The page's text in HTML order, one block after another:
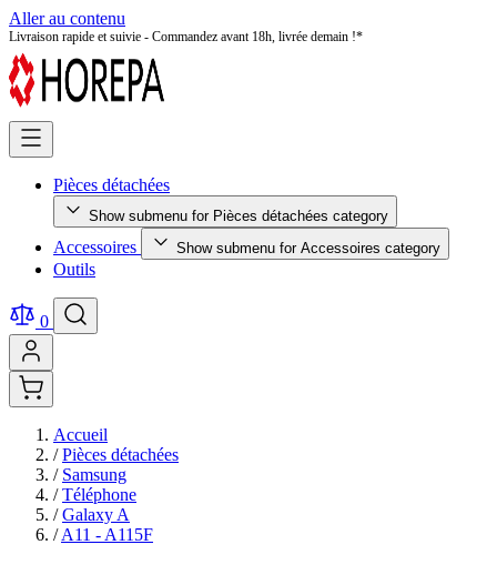
Aller au contenu
Pièces détachées testées et certifiées - Qualité premium garantie !
Pièces détachées
Show submenu for Pièces détachées category
Accessoires Show submenu for Accessoires category
Outils
0
Accueil
/ Pièces détachées
/ Samsung
/ Téléphone
/ Galaxy A
/ A11 - A115F